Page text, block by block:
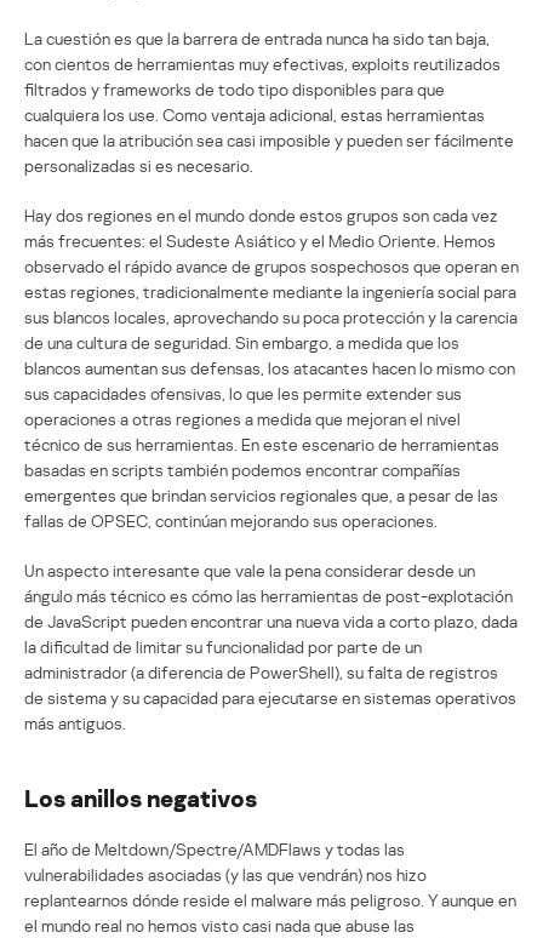
La cuestión es que la barrera de entrada nunca ha sido tan baja,
con cientos de herramientas muy efectivas, exploits reutilizados
filtrados y frameworks de todo tipo disponibles para que
cualquiera los use. Como ventaja adicional, estas herramientas
hacen que la atribución sea casi imposible y pueden ser fácilmente
personalizadas si es necesario.
Hay dos regiones en el mundo donde estos grupos son cada vez
más frecuentes: el Sudeste Asiático y el Medio Oriente. Hemos
observado el rápido avance de grupos sospechosos que operan en
estas regiones, tradicionalmente mediante la ingeniería social para
sus blancos locales, aprovechando su poca protección y la carencia
de una cultura de seguridad. Sin embargo, a medida que los
blancos aumentan sus defensas, los atacantes hacen lo mismo con
sus capacidades ofensivas, lo que les permite extender sus
operaciones a otras regiones a medida que mejoran el nivel
técnico de sus herramientas. En este escenario de herramientas
basadas en scripts también podemos encontrar compañías
emergentes que brindan servicios regionales que, a pesar de las
fallas de OPSEC, continúan mejorando sus operaciones.
Un aspecto interesante que vale la pena considerar desde un
ángulo más técnico es cómo las herramientas de post-explotación
de JavaScript pueden encontrar una nueva vida a corto plazo, dada
la dificultad de limitar su funcionalidad por parte de un
administrador (a diferencia de PowerShell), su falta de registros
de sistema y su capacidad para ejecutarse en sistemas operativos
más antiguos.
Los anillos negativos
El año de Meltdown/Spectre/AMDFlaws y todas las
vulnerabilidades asociadas (y las que vendrán) nos hizo
replantearnos dónde reside el malware más peligroso. Y aunque en
el mundo real no hemos visto casi nada que abuse las